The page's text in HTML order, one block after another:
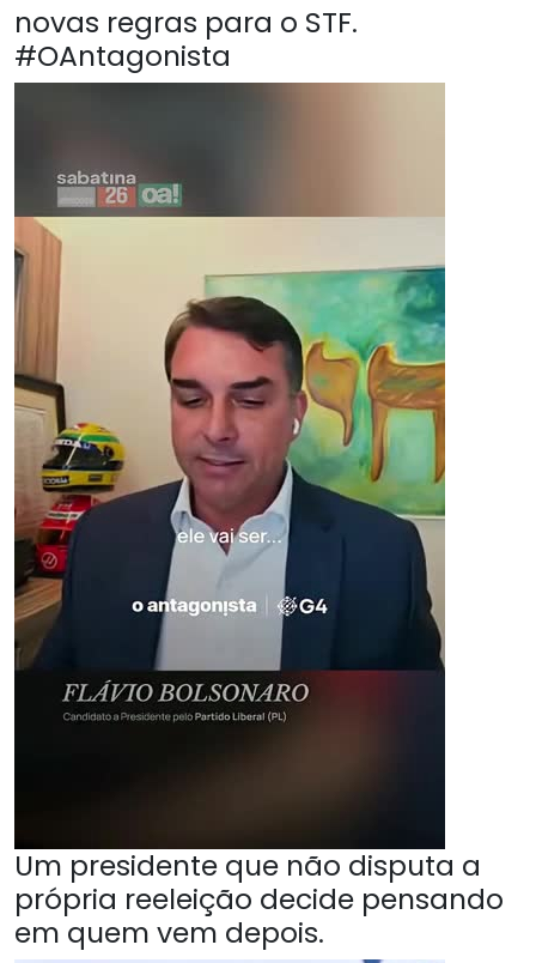
novas regras para o STF.
#OAntagonista
Um presidente que não disputa a
própria reeleição decide pensando
em quem vem depois.